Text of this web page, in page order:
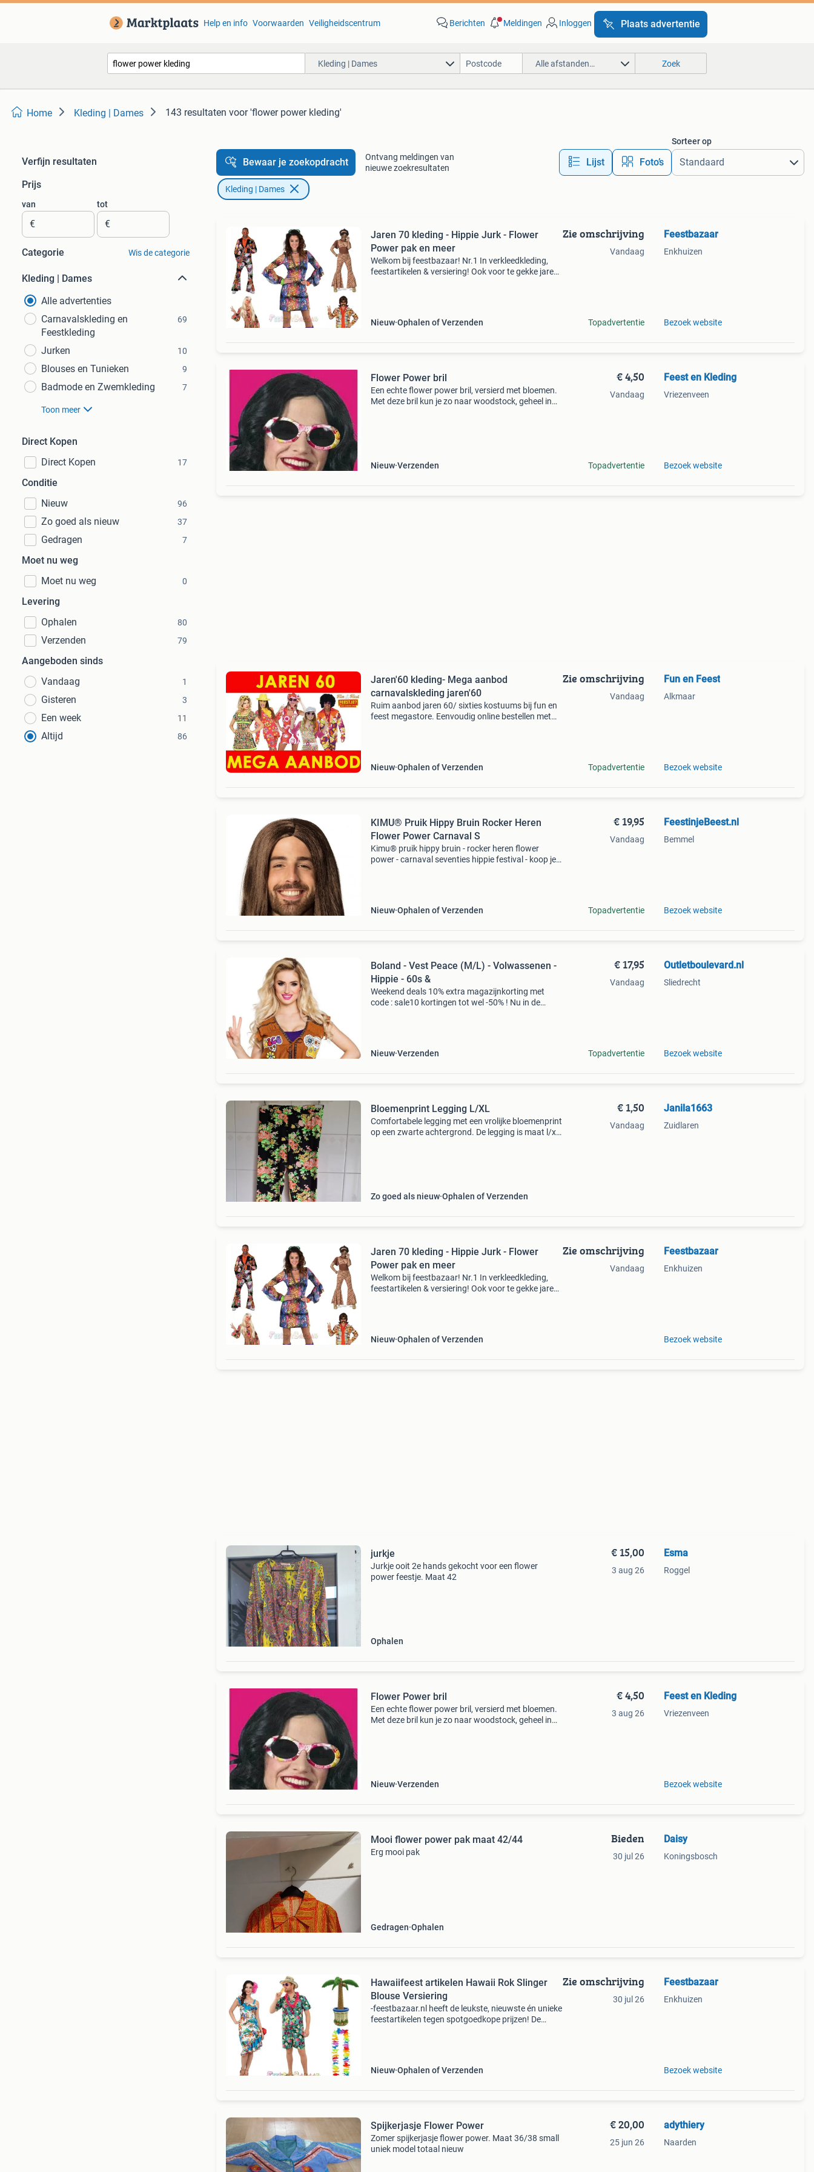
Help en info Voorwaarden Veiligheidscentrum Berichten Meldingen Inloggen Plaats advertentie
Kleding | Dames Alle afstanden… Zoek
Home Kleding | Dames 143 resultaten voor 'flower power kleding'
Verfijn resultaten
Prijs
van
€
tot
€
Categorie Wis de categorie
Kleding | Dames
Alle advertenties
Carnavalskleding en
Feestkleding
69
Jurken 10
Blouses en Tunieken 9
Badmode en Zwemkleding 7
Toon meer
Direct Kopen
Direct Kopen
17
Conditie
Nieuw
96
Zo goed als nieuw 37
Gedragen 7
Moet nu weg
Moet nu weg
0
Levering
Ophalen
80
Verzenden 79
Aangeboden sinds
Vandaag
1
Gisteren 3
Een week 11
Altijd 86
Bewaar je zoekopdracht
Ontvang meldingen van
nieuwe zoekresultaten
Lijst Foto’s
Sorteer op
Kleding | Dames
Jaren 70 kleding - Hippie Jurk - Flower
Power pak en meer
Welkom bij feestbazaar! Nr.1 In verkleedkleding,
feestartikelen & versiering! Ook voor te gekke jaren
Nieuw Ophalen of Verzenden
Zie omschrijving
Vandaag
Topadvertentie
Feestbazaar
Enkhuizen
Bezoek website
Flower Power bril
Een echte flower power bril, versierd met bloemen.
Met deze bril kun je zo naar woodstock, geheel in
Nieuw Verzenden
€ 4,50
Vandaag
Topadvertentie
Feest en Kleding
Vriezenveen
Bezoek website
Jaren'60 kleding- Mega aanbod
carnavalskleding jaren'60
Ruim aanbod jaren 60/ sixties kostuums bij fun en
feest megastore. Eenvoudig online bestellen met
Nieuw Ophalen of Verzenden
Zie omschrijving
Vandaag
Topadvertentie
Fun en Feest
Alkmaar
Bezoek website
KIMU® Pruik Hippy Bruin Rocker Heren
Flower Power Carnaval S
Kimu® pruik hippy bruin - rocker heren flower
power - carnaval seventies hippie festival - koop je
Nieuw Ophalen of Verzenden
€ 19,95
Vandaag
Topadvertentie
FeestinjeBeest.nl
Bemmel
Bezoek website
Boland - Vest Peace (M/L) - Volwassenen -
Hippie - 60s &
Weekend deals 10% extra magazijnkorting met
code : sale10 kortingen tot wel -50% ! Nu in de
Nieuw Verzenden
€ 17,95
Vandaag
Topadvertentie
Outletboulevard.nl
Sliedrecht
Bezoek website
Bloemenprint Legging L/XL
Comfortabele legging met een vrolijke bloemenprint
op een zwarte achtergrond. De legging is maat l/xl
Zo goed als nieuw Ophalen of Verzenden
€ 1,50
Vandaag
Janila1663
Zuidlaren
Jaren 70 kleding - Hippie Jurk - Flower
Power pak en meer
Welkom bij feestbazaar! Nr.1 In verkleedkleding,
feestartikelen & versiering! Ook voor te gekke jaren
Nieuw Ophalen of Verzenden
Zie omschrijving
Vandaag
Feestbazaar
Enkhuizen
Bezoek website
jurkje
Jurkje ooit 2e hands gekocht voor een flower
power feestje. Maat 42
Ophalen
€ 15,00
3 aug 26
Esma
Roggel
Flower Power bril
Een echte flower power bril, versierd met bloemen.
Met deze bril kun je zo naar woodstock, geheel in
Nieuw Verzenden
€ 4,50
3 aug 26
Feest en Kleding
Vriezenveen
Bezoek website
Mooi flower power pak maat 42/44
Erg mooi pak
Gedragen Ophalen
Bieden
30 jul 26
Daisy
Koningsbosch
Hawaiifeest artikelen Hawaii Rok Slinger
Blouse Versiering
-feestbazaar.nl heeft de leukste, nieuwste én unieke
feestartikelen tegen spotgoedkope prijzen! De
Nieuw Ophalen of Verzenden
Zie omschrijving
30 jul 26
Feestbazaar
Enkhuizen
Bezoek website
Spijkerjasje Flower Power
Zomer spijkerjasje flower power. Maat 36/38 small
uniek model totaal nieuw
€ 20,00
25 jun 26
adythiery
Naarden